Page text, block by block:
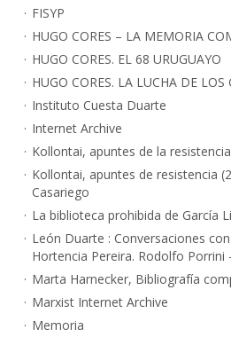
FISYP
HUGO CORES – LA MEMORIA
HUGO CORES. EL 68 URUGUAYO
HUGO CORES. LA LUCHA DE LOS
Instituto Cuesta Duarte
Internet Archive
Kollontai, apuntes de la resistencia
Kollontai, apuntes de resistencia
Casariego
La biblioteca prohibida de García
León Duarte : Conversaciones
Hortencia Pereira. Rodolfo Porrini
Marta Harnecker, Bibliografía
Marxist Internet Archive
Memoria